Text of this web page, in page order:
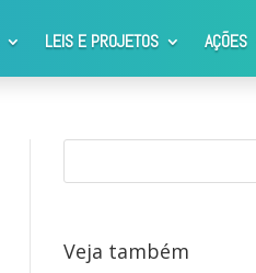
LEIS E PROJETOS AÇÕES
Veja também